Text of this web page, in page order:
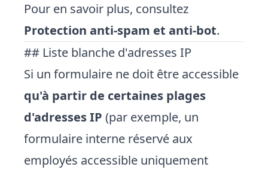
Pour en savoir plus, consultez
Protection anti-spam et anti-bot.
## Liste blanche d'adresses IP
Si un formulaire ne doit être accessible
qu'à partir de certaines plages
d'adresses IP (par exemple, un
formulaire interne réservé aux
employés accessible uniquement